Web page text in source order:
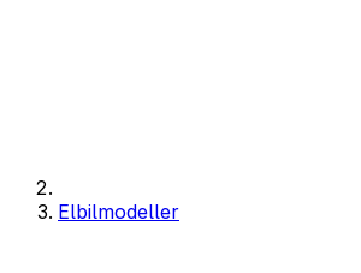
Elbilmodeller